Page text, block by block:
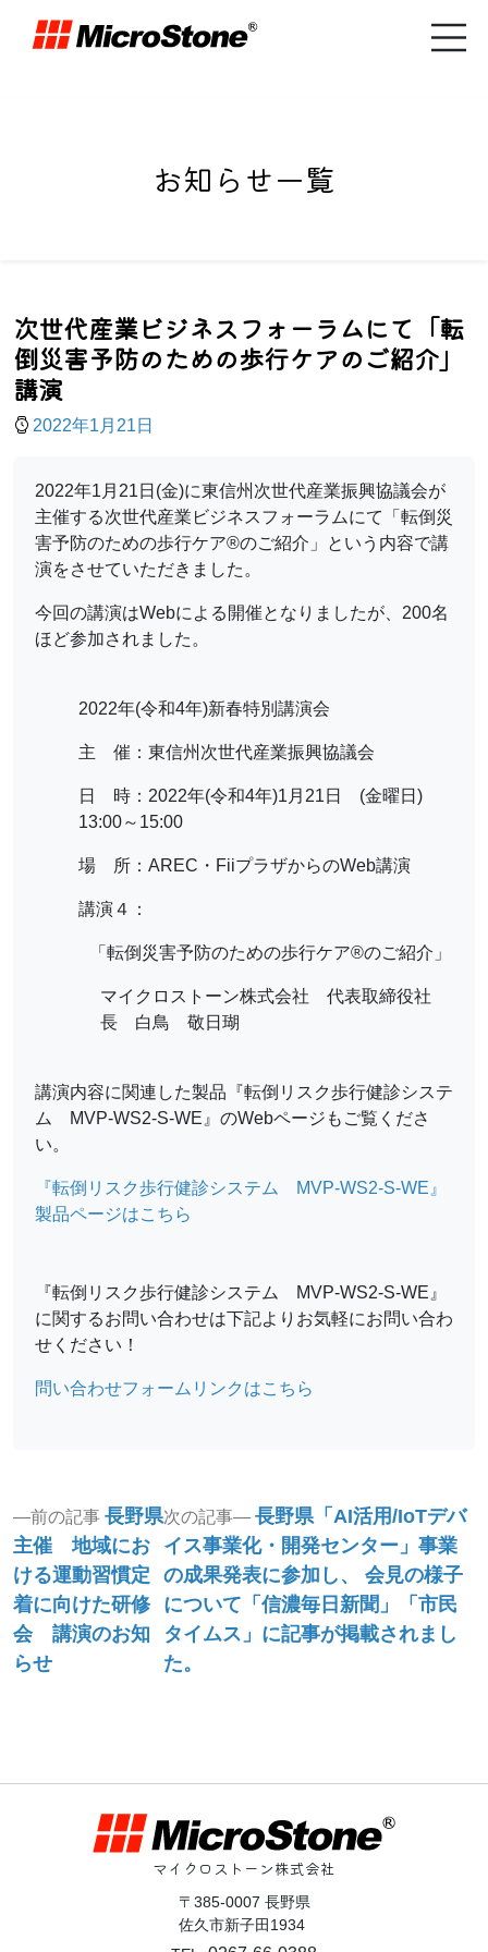
お知らせ一覧
次世代産業ビジネスフォーラムにて「転
倒災害予防のための歩行ケアのご紹介」
講演
2022年1月21日
2022年1月21日(金)に東信州次世代産業振興協議会が
主催する次世代産業ビジネスフォーラムにて「転倒災
害予防のための歩行ケア®のご紹介」という内容で講
演をさせていただきました。
今回の講演はWebによる開催となりましたが、200名
ほど参加されました。
2022年(令和4年)新春特別講演会
主 催：東信州次世代産業振興協議会
日 時：2022年(令和4年)1月21日 (金曜日)
13:00～15:00
場 所：AREC・FiiプラザからのWeb講演
講演４：
「転倒災害予防のための歩行ケア®のご紹介」
マイクロストーン株式会社 代表取締役社
長 白鳥 敬日瑚
講演内容に関連した製品『転倒リスク歩行健診システ
ム MVP-WS2-S-WE』のWebページもご覧くださ
い。
『転倒リスク歩行健診システム MVP-WS2-S-WE』
製品ページはこちら
『転倒リスク歩行健診システム MVP-WS2-S-WE』
に関するお問い合わせは下記よりお気軽にお問い合わ
せください！
問い合わせフォームリンクはこちら
投
稿
ナ
ビ
ゲ
ョ
前の記事 Previous
post:
長野県
主催 地域にお
ける運動習慣定
着に向けた研修
会 講演のお知
らせ
次の記事
Next
post:
長野県「AI活用/IoTデバ
イス事業化・開発センター」事業
の成果発表に参加し、 会見の様子
について「信濃毎日新聞」「市民
タイムス」に記事が掲載されまし
た。
マイクロストーン株式会社
〒385-0007 長野県
佐久市新子田1934